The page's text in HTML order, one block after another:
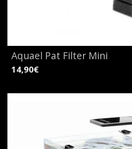
Aquael Pat Filter Mini
14,90€